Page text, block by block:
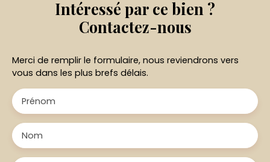
Intéressé par ce bien ?
Contactez-nous
Merci de remplir le formulaire, nous reviendrons vers
vous dans les plus brefs délais.
Prénom
Nom